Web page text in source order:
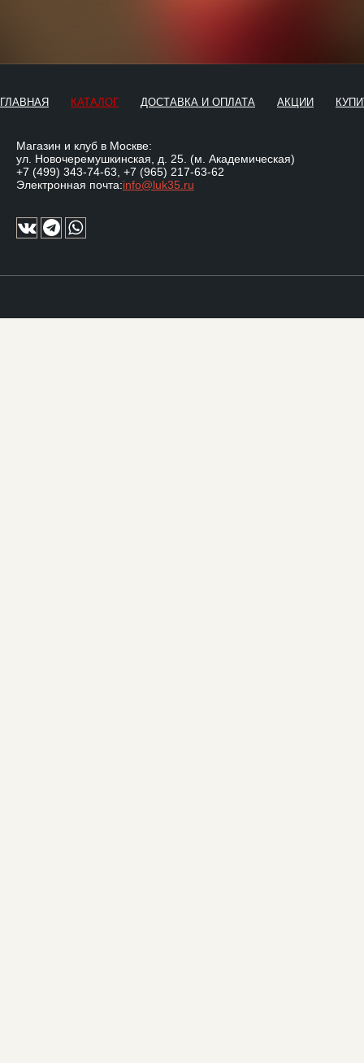
ГЛАВНАЯ КАТАЛОГ ДОСТАВКА И ОПЛАТА АКЦИИ
Магазин и клуб в Москве:
ул. Новочеремушкинская, д. 25. (м. Академическая)
+7 (499) 343-74-63 +7 (965) 217-63-62
Электронная почта:info@luk35.ru